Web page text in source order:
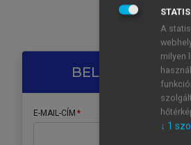
A
BELÉPÉS SAJÁT
E-MAIL-CÍM
A
milyen
↓ 1